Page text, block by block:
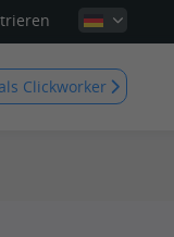
Clickworker